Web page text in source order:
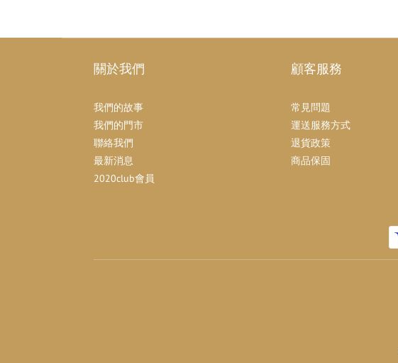
關於我們
我們的故事
我們的門市
聯絡我們
最新消息
2020club會員
顧客服務
常見問題
運送服務方式
退貨政策
商品保固